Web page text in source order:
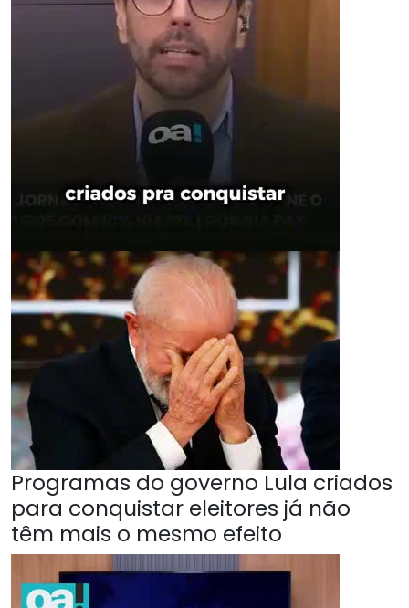
Programas do governo Lula criados
para conquistar eleitores já não
têm mais o mesmo efeito